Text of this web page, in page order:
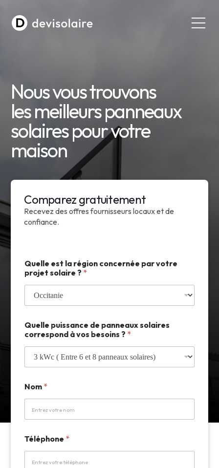
Nous vous trouvons
les meilleurs panneaux
solaires pour votre
maison
Comparez gratuitement
Recevez des offres fournisseurs locaux et de
confiance.
o
n
c
r
é
e
p
a
n
a
Quelle est la région concernée par votre
projet solaire ? *
Quelle puissance de panneaux solaires
correspond à vos besoins ? *
Nom *
Téléphone *
o
n
c
r
é
e
p
a
n
a
a
i